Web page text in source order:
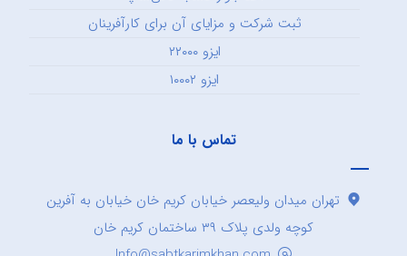
ثبت شرکت و مزایای آن برای کارآفرینان
ایزو ۲۲۰۰۰
ایزو ۱۰۰۰۲
تماس با ما
تهران میدان ولیعصر خیابان کریم خان خیابان به آفرین
کوچه ولدی پلاک ۳۹ ساختمان کریم خان